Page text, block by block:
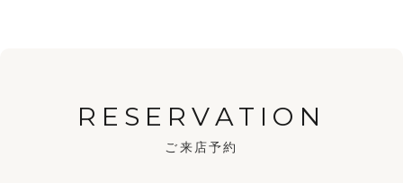
RESERVATION
ご来店予約